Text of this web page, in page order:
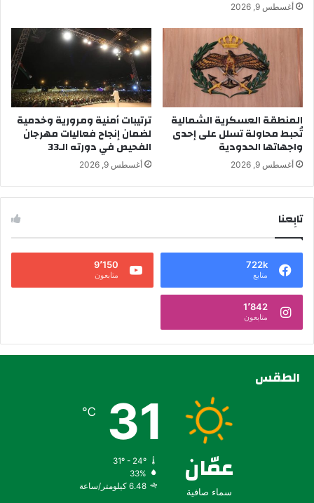
أغسطس 9, 2026
المنطقة العسكرية الشمالية
تُحبط محاولة تسلل على إحدى
واجهاتها الحدودية
أغسطس 9, 2026
ترتيبات أمنية ومرورية وخدمية
لضمان إنجاح فعاليات مهرجان
الفحيص في دورته الـ33
أغسطس 9, 2026
تابِعنا
722k
متابع
9٬150
متابعون
1٬842
متابعون
الطقس
عمّان
سماء صافية
31
℃
31º - 24º
33%
6.48 كيلومتر/ساعة